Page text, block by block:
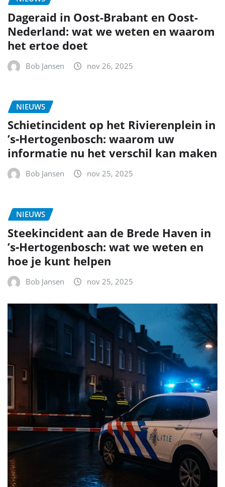
Dageraid in Oost-Brabant en Oost-
Nederland: wat we weten en waarom
het ertoe doet
Bob Jansen nov 26, 2025
NIEUWS
Schietincident op het Rivierenplein in
’s‑Hertogenbosch: waarom uw
informatie nu het verschil kan maken
Bob Jansen nov 25, 2025
NIEUWS
Steekincident aan de Brede Haven in
’s‑Hertogenbosch: wat we weten en
hoe je kunt helpen
Bob Jansen nov 25, 2025